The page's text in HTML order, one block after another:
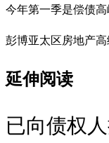
今年第一季是偿债高
彭博亚太区房地产
延伸阅读
已向债权